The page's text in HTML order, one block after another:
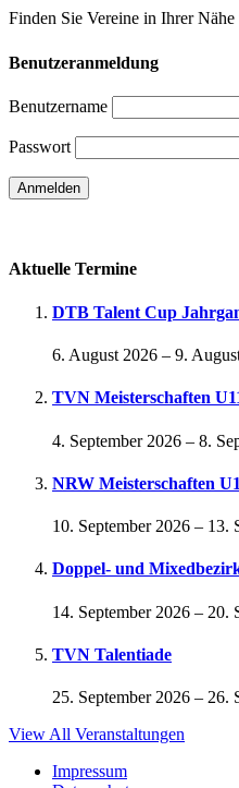
Finden Sie Vereine in Ihrer
Benutzeranmeldung
Benutzername
Passwort
Aktuelle Termine
DTB Talent Cup
6. August 2026 – 9.
TVN Meisterschaften
4. September 2026 – 8.
NRW Meisterschaften
10. September 2026 – 13.
Doppel- und
14. September 2026 – 20.
TVN Talentiade
25. September 2026 – 26.
View All Veranstaltungen
Impressum